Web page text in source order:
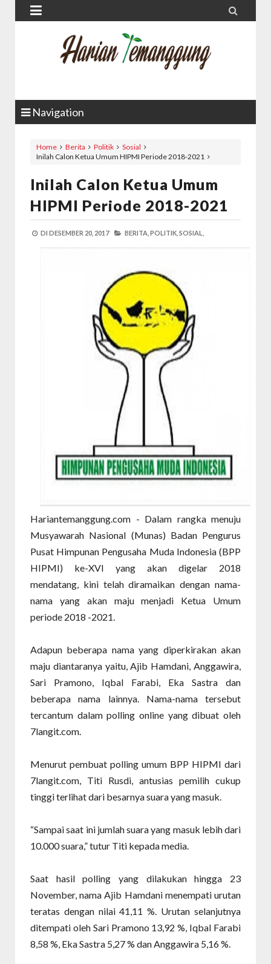
 
Navigation
Home Berita Politik
Sosial
Inilah Calon Ketua Umum HIPMI Periode 2018-2021
Inilah Calon Ketua Umum
HIPMI Periode 2018-2021
DI DESEMBER 20, 2017 BERITA, POLITIK, SOSIAL,
Hariantemanggung.com - Dalam rangka menuju
Musyawarah Nasional (Munas) Badan Pengurus
Pusat Himpunan Pengusaha Muda Indonesia (BPP
HIPMI) ke-XVI yang akan digelar 2018
mendatang, kini telah diramaikan dengan nama-
nama yang akan maju menjadi Ketua Umum
periode 2018 -2021.
Adapun beberapa nama yang diperkirakan akan
maju diantaranya yaitu, Ajib Hamdani, Anggawira,
Sari Pramono, Iqbal Farabi, Eka Sastra dan
beberapa nama lainnya. Nama-nama tersebut
tercantum dalam polling online yang dibuat oleh
7langit.com.
Menurut pembuat polling umum BPP HIPMI dari
7langit.com, Titi Rusdi, antusias pemilih cukup
tinggi terlihat dari besarnya suara yang masuk.
“Sampai saat ini jumlah suara yang masuk lebih dari
10.000 suara,” tutur Titi kepada media.
Saat hasil polling yang dilakukan hingga 23
November, nama Ajib Hamdani menempati urutan
teratas dengan nilai 41,11 %. Urutan selanjutnya
ditempati oleh Sari Pramono 13,92 %, Iqbal Farabi
8,58 %, Eka Sastra 5,27 % dan Anggawira 5,16 %.